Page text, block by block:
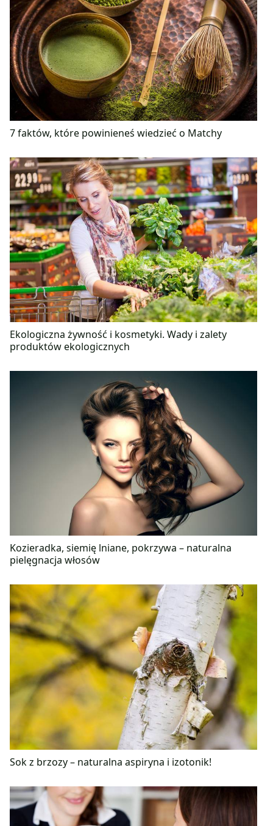
7 faktów, które powinieneś wiedzieć o Matchy
Ekologiczna żywność i kosmetyki. Wady i zalety
produktów ekologicznych
Kozieradka, siemię lniane, pokrzywa – naturalna
pielęgnacja włosów
Sok z brzozy – naturalna aspiryna i izotonik!